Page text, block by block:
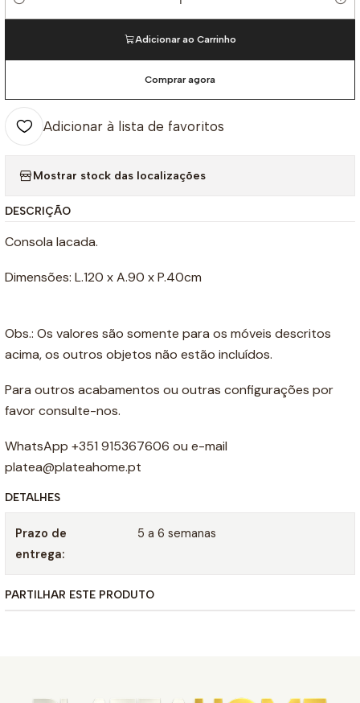
Quantidade
Adicionar ao Carrinho
Comprar agora
Adicionar à lista de favoritos
Mostrar stock das localizações
DESCRIÇÃO
Consola lacada.
Dimensões: L.120 x A.90 x P.40cm
Obs.: Os valores são somente para os móveis descritos
acima, os outros objetos não estão incluídos.
Para outros acabamentos ou outras configurações por
favor consulte-nos.
WhatsApp +351 915367606 ou e-mail
platea@plateahome.pt
DETALHES
Prazo de
entrega:
5 a 6 semanas
PARTILHAR ESTE PRODUTO